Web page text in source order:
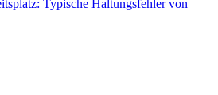
Typische Haltungsfehler von